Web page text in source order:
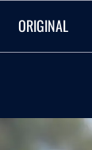
ORIGINAL